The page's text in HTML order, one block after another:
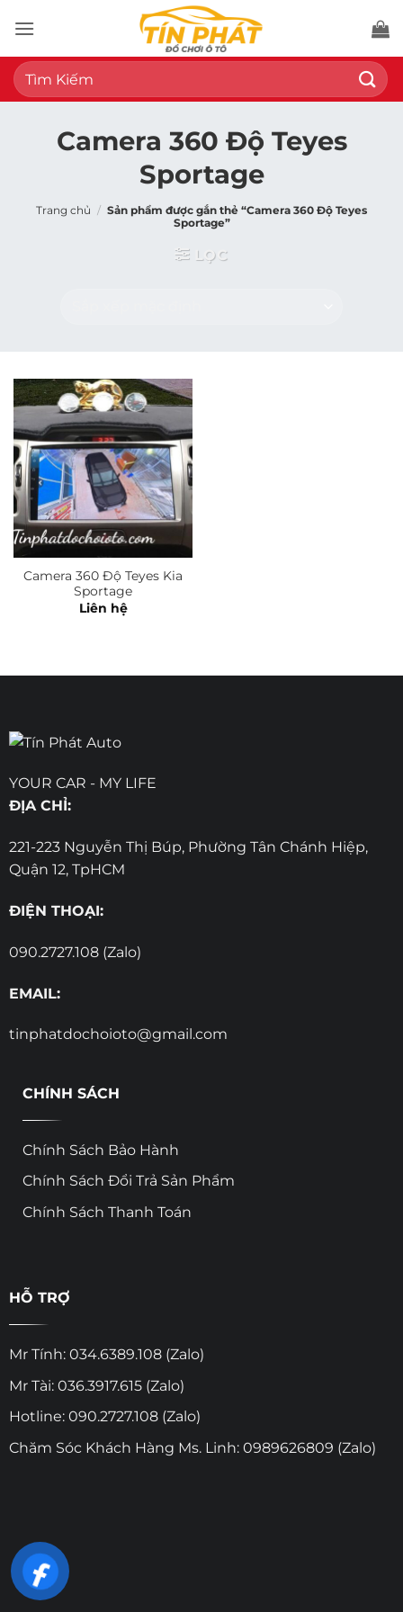
qua
nội
dung
Tìm
kiếm:
Camera 360 Độ Teyes
Sportage
Trang chủ / Sản phẩm được gắn thẻ “Camera 360 Độ Teyes
Sportage”
LỌC
Camera 360 Độ Teyes Kia
Sportage
Liên hệ
YOUR CAR - MY LIFE
ĐỊA CHỈ:
221-223 Nguyễn Thị Búp, Phường Tân Chánh Hiệp,
Quận 12, TpHCM
ĐIỆN THOẠI:
090.2727.108 (Zalo)
EMAIL:
tinphatdochoioto@gmail.com
CHÍNH SÁCH
Chính Sách Bảo Hành
Chính Sách Đổi Trả Sản Phẩm
Chính Sách Thanh Toán
HỖ TRỢ
Mr Tính: 034.6389.108 (Zalo)
Mr Tài: 036.3917.615 (Zalo)
Hotline: 090.2727.108 (Zalo)
Chăm Sóc Khách Hàng Ms. Linh: 0989626809 (Zalo)